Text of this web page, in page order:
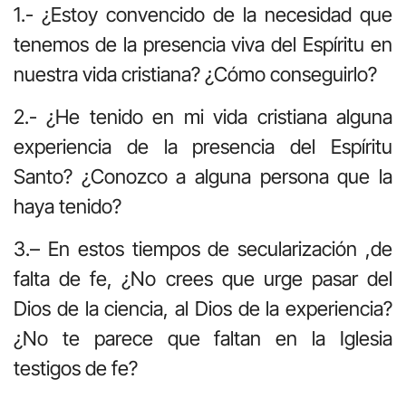
1.- ¿Estoy convencido de la necesidad que
tenemos de la presencia viva del Espíritu en
nuestra vida cristiana? ¿Cómo conseguirlo?
2.- ¿He tenido en mi vida cristiana alguna
experiencia de la presencia del Espíritu
Santo? ¿Conozco a alguna persona que la
haya tenido?
3.– En estos tiempos de secularización ,de
falta de fe, ¿No crees que urge pasar del
Dios de la ciencia, al Dios de la experiencia?
¿No te parece que faltan en la Iglesia
testigos de fe?